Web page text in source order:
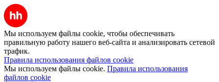
Мы используем файлы cookie, чтобы обеспечивать
правильную работу нашего веб-сайта и анализировать сетевой
трафик.
Правила использования файлов cookie
Мы используем файлы cookie. Правила использования
файлов cookie